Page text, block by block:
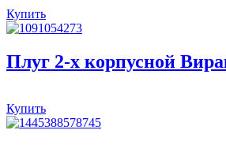
Купить
Плуг 2-х корпусной
Купить